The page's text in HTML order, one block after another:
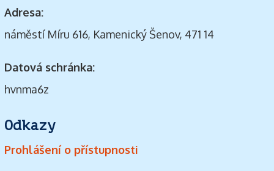
Adresa:
náměstí Míru 616, Kamenický Šenov, 471 14
Datová schránka:
hvnma6z
Odkazy
Prohlášení o přístupnosti